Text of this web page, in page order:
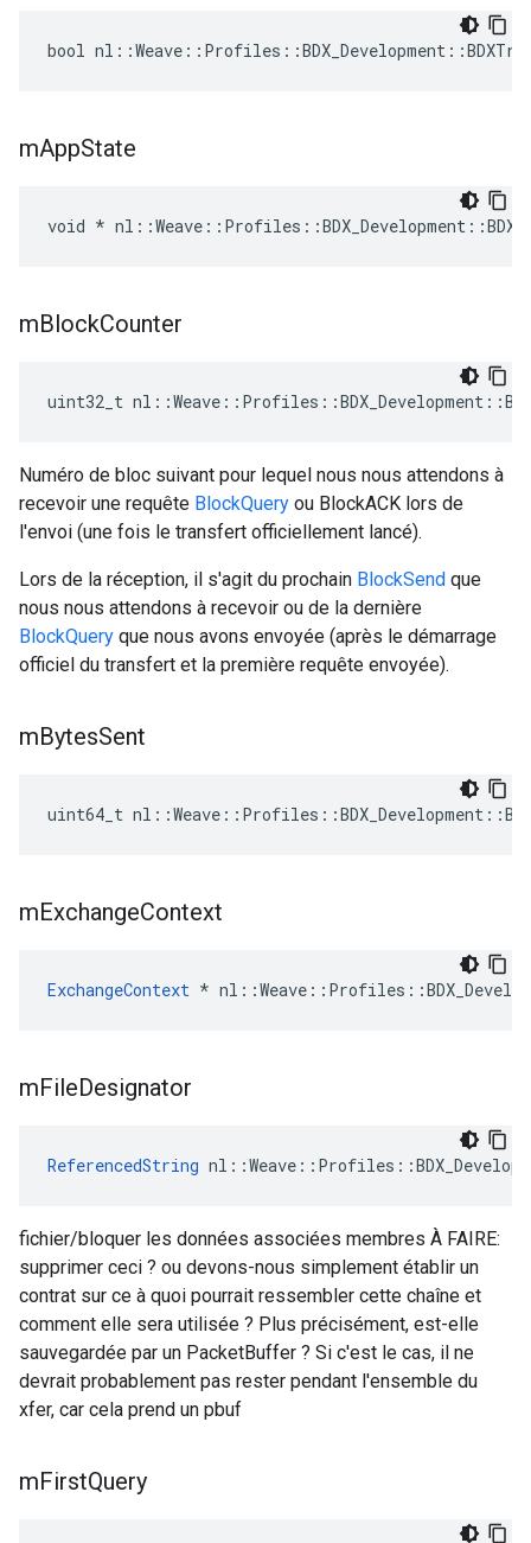
bool
mAppState
void *
mBlockCounter
uint32_t
Numéro de bloc suivant pour lequel nous nous attendons à
recevoir une requête BlockQuery ou BlockACK lors de
l'envoi (une fois le transfert officiellement lancé).
Lors de la réception, il s'agit du prochain BlockSend que
nous nous attendons à recevoir ou de la dernière
BlockQuery que nous avons envoyée (après le démarrage
officiel du transfert et la première requête envoyée).
mBytesSent
uint64_t
mExchangeContext
ExchangeContext *
mFileDesignator
ReferencedString
fichier/bloquer les données associées membres À FAIRE:
supprimer ceci ? ou devons-nous simplement établir un
contrat sur ce à quoi pourrait ressembler cette chaîne et
comment elle sera utilisée ? Plus précisément, est-elle
sauvegardée par un PacketBuffer ? Si c'est le cas, il ne
devrait probablement pas rester pendant l'ensemble du
xfer, car cela prend un pbuf
mFirstQuery